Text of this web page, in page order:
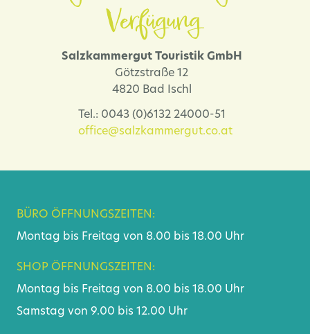
Verfügung.
Salzkammergut Touristik GmbH
Götzstraße 12
4820 Bad Ischl
Tel.: 0043 (0)6132 24000-51
office@salzkammergut.co.at
BÜRO ÖFFNUNGSZEITEN:
Montag bis Freitag von 8.00 bis 18.00 Uhr
SHOP ÖFFNUNGSZEITEN:
Montag bis Freitag von 8.00 bis 18.00 Uhr
Samstag von 9.00 bis 12.00 Uhr